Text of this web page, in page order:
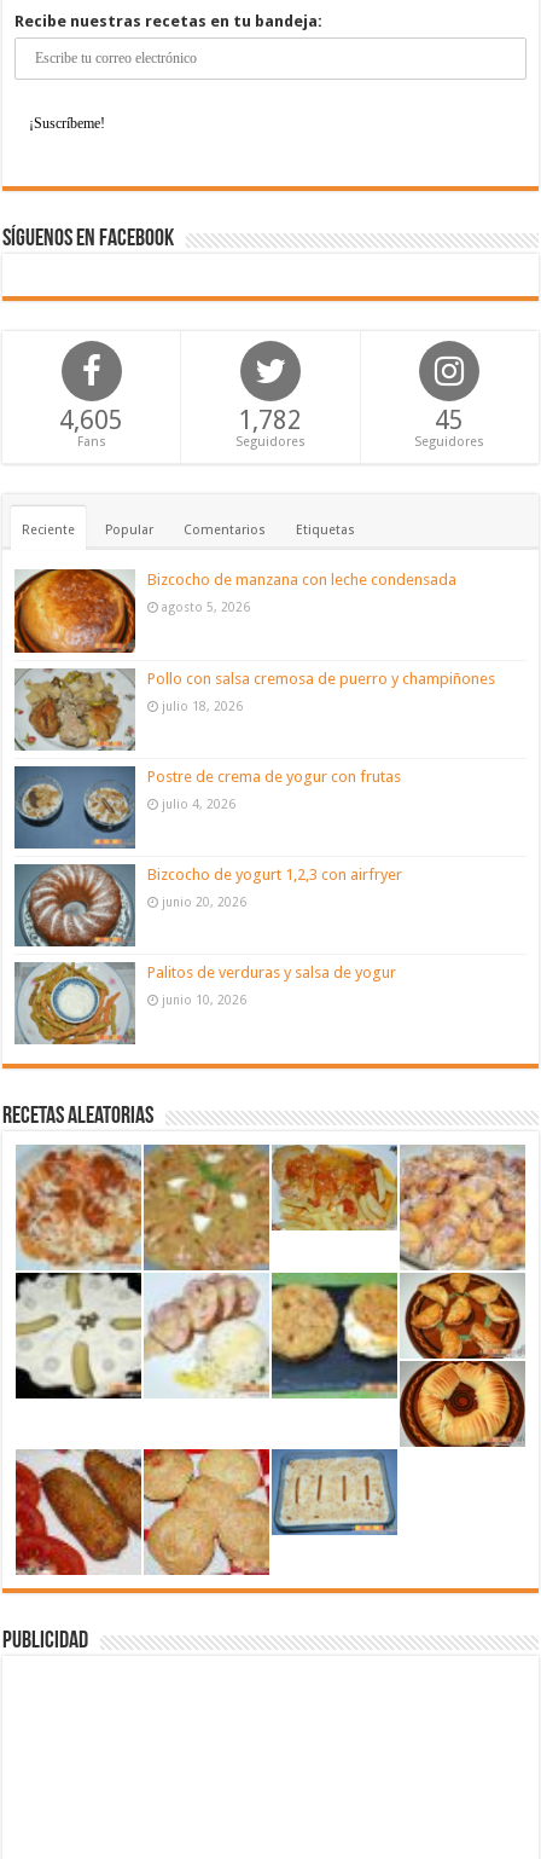
Recibe nuestras recetas en tu bandeja:
Síguenos en Facebook
4,605
Fans
1,782
Seguidores
45
Seguidores
Reciente Popular Comentarios Etiquetas
Bizcocho de manzana con leche condensada
agosto 5, 2026
Pollo con salsa cremosa de puerro y champiñones
julio 18, 2026
Postre de crema de yogur con frutas
julio 4, 2026
Bizcocho de yogurt 1,2,3 con airfryer
junio 20, 2026
Palitos de verduras y salsa de yogur
junio 10, 2026
Recetas aleatorias
Publicidad